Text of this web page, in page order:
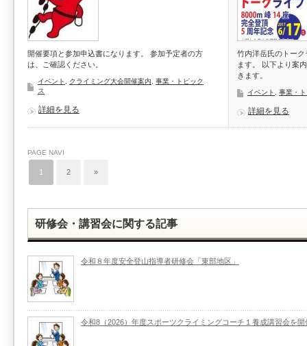
開催要項と参加申込書になります。 参加予定者の方
は、ご確認ください。
イベント クライミング大会開催案内
事業・トピック
ス
詳細を見る
竹内洋岳氏のトー
ます。 以下より案
きます。
イベント 事業・
詳細を見る
PAGE NAVI
1 2 »
研修会・講習会に関する記事
令和８年度安全登山指導者研修会「東部地区」
令和8（2026）年度スポーツクライミングコーチ１養成講習会を開